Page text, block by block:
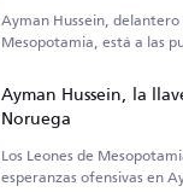
Ayman Hussein, delantero
Mesopotamia, está a las
Ayman Hussein, la
Noruega
Los Leones de
esperanzas ofensivas en